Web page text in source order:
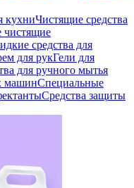
кухниЧистящие средства
чистящие
средства для
для рукГели для
для ручного мытья
машинСпециальные
Средства защиты